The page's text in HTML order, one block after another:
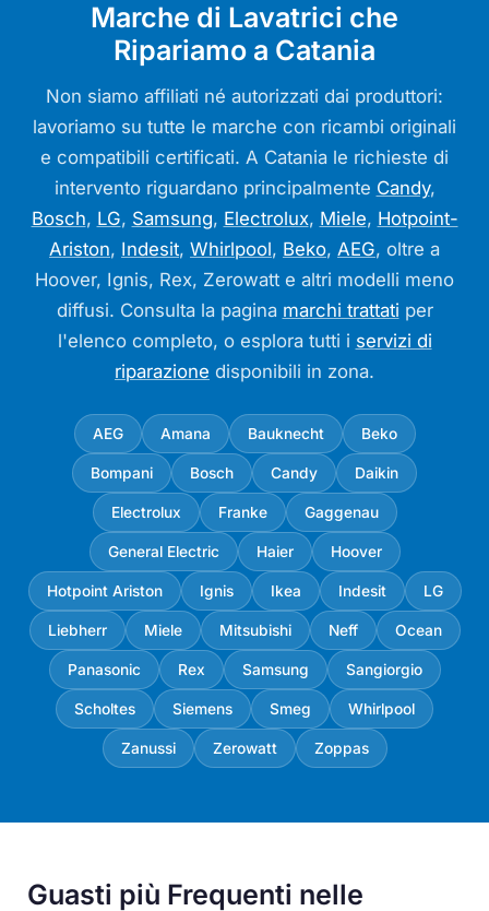
Marche di Lavatrici che
Ripariamo a Catania
Non siamo affiliati né autorizzati dai produttori:
lavoriamo su tutte le marche con ricambi originali
e compatibili certificati. A Catania le richieste di
intervento riguardano principalmente Candy,
Bosch, LG, Samsung, Electrolux, Miele, Hotpoint-
Ariston, Indesit, Whirlpool, Beko, AEG, oltre a
Hoover, Ignis, Rex, Zerowatt e altri modelli meno
diffusi. Consulta la pagina marchi trattati per
l'elenco completo, o esplora tutti i servizi di
riparazione disponibili in zona.
AEG Amana Bauknecht Beko
Bompani Bosch Candy Daikin
Electrolux Franke Gaggenau
General Electric Haier Hoover
Hotpoint Ariston Ignis Ikea Indesit LG
Liebherr Miele Mitsubishi Neff Ocean
Panasonic Rex Samsung Sangiorgio
Scholtes Siemens Smeg Whirlpool
Zanussi Zerowatt Zoppas
Guasti più Frequenti nelle